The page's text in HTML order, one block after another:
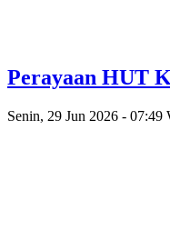
Perayaan HUT
Senin, 29 Jun 2026 - 07:49